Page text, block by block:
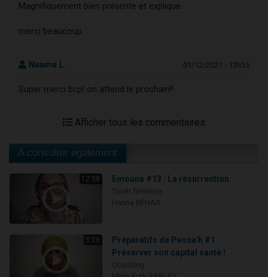
Magnifiquement bien présente et explique.
merci beaucoup
Naama L. 01/12/2021 - 13h35
Super merci bcp! on attend le prochain!!
Afficher tous les commentaires
A consulter également
12:38 Emouna #13 : La résurrection
5:26
Préparatifs de Pessa'h #1 :
Préserver son capital santé !